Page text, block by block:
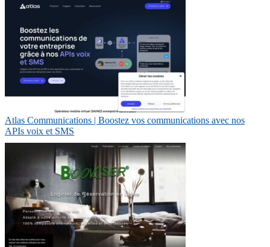
Atlas Communications | Boostez vos communications avec nos
APIs voix et SMS